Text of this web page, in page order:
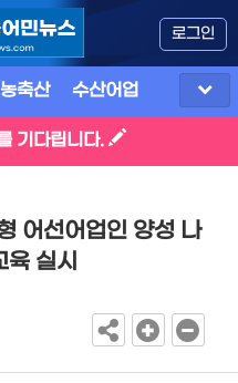
로그인
농축산 수산어업
기다립니다.
어선어업인 양성 나
실시